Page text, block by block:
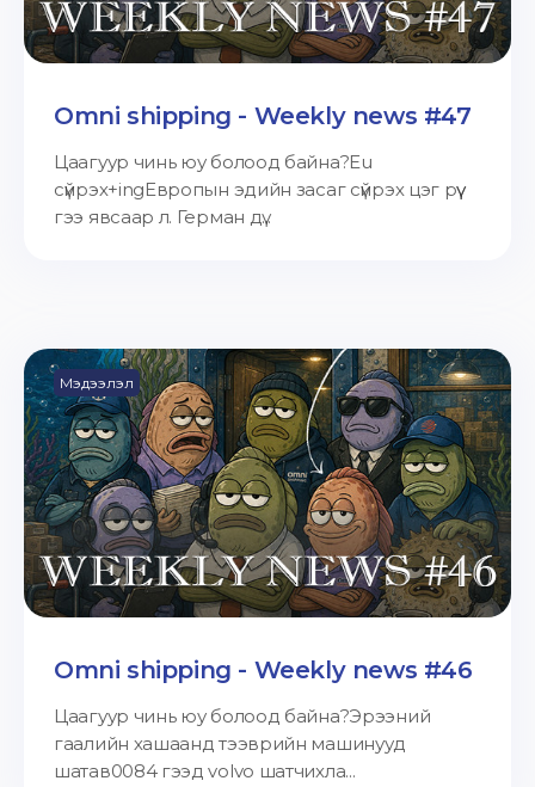
Omni shipping - Weekly news #47
Цаагуур чинь юу болоод байна?Eu
сүйрэх+ingЕвропын эдийн засаг сүйрэх цэг рүү
гээ явсаар л. Герман дү...
Мэдээлэл
Omni shipping - Weekly news #46
Цаагуур чинь юу болоод байна?Эрээний
гаалийн хашаанд тээврийн машинууд
шатав0084 гээд volvo шатчихла...